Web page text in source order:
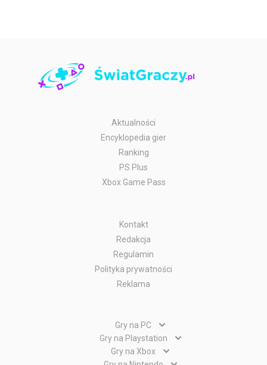
Aktualności
Encyklopedia gier
Ranking
PS Plus
Xbox Game Pass
Kontakt
Redakcja
Regulamin
Polityka prywatności
Reklama
Gry na PC
Gry PC
Gry WWW
Gry na Playstation
Gry PlayStation 5
Gry na Xbox